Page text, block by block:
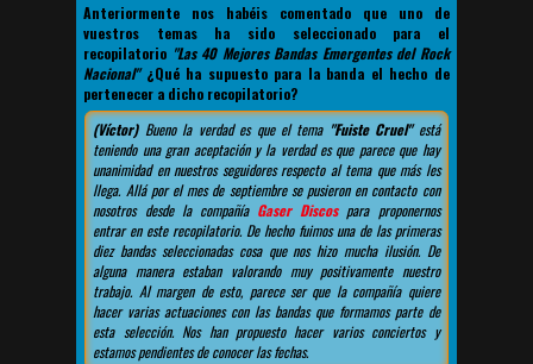
Anteriormente nos habéis comentado que uno de
vuestros temas ha sido seleccionado para el
recopilatorio "Las 40 Mejores Bandas Emergentes del Rock
Nacional"¿Qué ha supuesto para la banda el hecho de
pertenecer a dicho recopilatorio?
(Víctor)Bueno la verdad es que el tema "Fuiste Cruel"está
teniendo una gran aceptación y la verdad es que parece que hay
unanimidad en nuestros seguidores respecto al tema que más les
llega. Allá por el mes de septiembre se pusieron en contacto con
nosotros desde la compañía Gaser Discospara proponernos
entrar en este recopilatorio. De hecho fuimos una de las primeras
diez bandas seleccionadas cosa que nos hizo mucha ilusión. De
alguna manera estaban valorando muy positivamente nuestro
trabajo. Al margen de esto, parece ser que la compañía quiere
hacer varias actuaciones con las bandas que formamos parte de
esta selección. Nos han propuesto hacer varios conciertos y
estamos pendientes de conocer las fechas.